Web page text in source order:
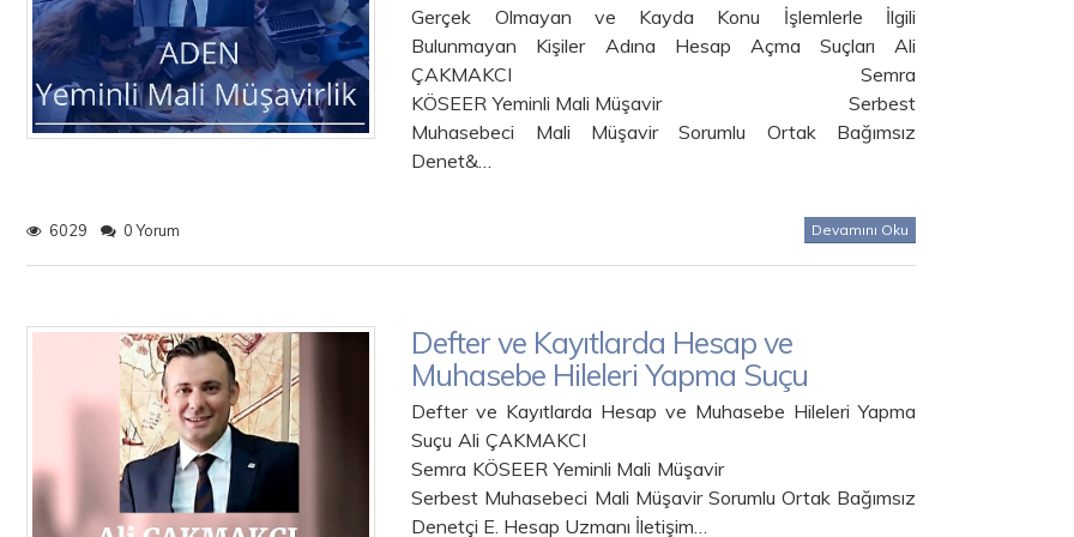
Gerçek Olmayan ve Kayda Konu İşlemlerle İlgili
Bulunmayan Kişiler Adına Hesap Açma Suçları Ali
ÇAKMAKCI Semra
KÖSEER Yeminli Mali Müşavir Serbest
Muhasebeci Mali Müşavir Sorumlu Ortak Bağımsız
Denet&…
6029 0 Yorum Devamını Oku
Defter ve Kayıtlarda Hesap ve
Muhasebe Hileleri Yapma Suçu
Defter ve Kayıtlarda Hesap ve Muhasebe Hileleri Yapma
Suçu Ali ÇAKMAKCI
Semra KÖSEER Yeminli Mali Müşavir
Serbest Muhasebeci Mali Müşavir Sorumlu Ortak Bağımsız
Denetçi E. Hesap Uzmanı İletişim…